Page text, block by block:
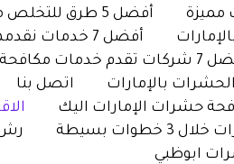
أفضل 5 طرق للتخلص من الحشرات بشكل نهائي في الإمارات
أفضل 7 خدمات نقدمها لمكافحة الحشرات بالإمارات
مكافحة الحشرات الفورية بالإمارات
بالإمارات
اتصل بنا
حشرات الإمارات اليك
بسيطة
رش
ابوظبي